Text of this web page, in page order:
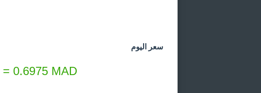
سعر اليوم
= 0.6975 MAD